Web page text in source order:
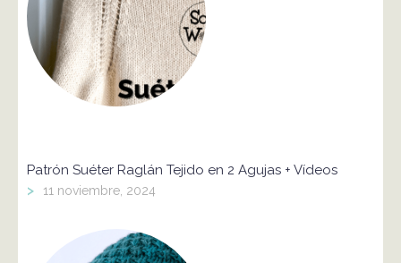
Patrón Suéter Raglán Tejido en 2 Agujas + Vídeos
> 11 noviembre, 2024